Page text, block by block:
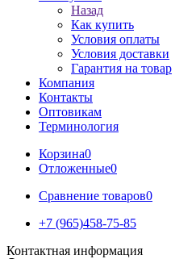
Назад
Как купить
Условия оплаты
Условия доставки
Гарантия на товар
Компания
Контакты
Оптовикам
Терминология
Корзина0
Отложенные0
Сравнение товаров0
+7 (965)458-75-85
Контактная информация